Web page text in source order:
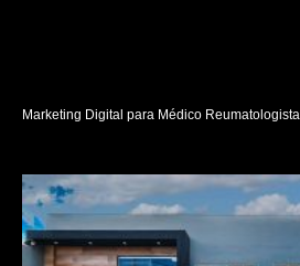
Marketing Digital para Médico Reumatologista